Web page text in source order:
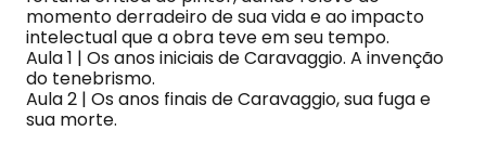
momento derradeiro de sua vida e ao impacto
intelectual que a obra teve em seu tempo.
Aula 1 | Os anos iniciais de Caravaggio. A invenção
do tenebrismo.
Aula 2 | Os anos finais de Caravaggio, sua fuga e
sua morte.